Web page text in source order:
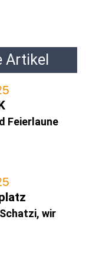
Artikel
Feierlaune
wir